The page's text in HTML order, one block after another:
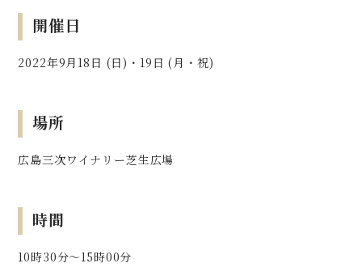
開催日
2022年9月18日 (日)・19日 (月・祝)
場所
広島三次ワイナリー芝生広場
時間
10時30分～15時00分